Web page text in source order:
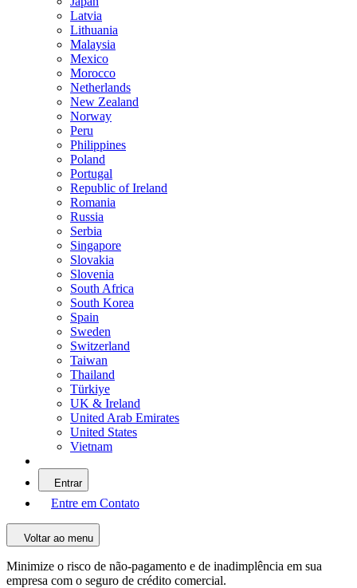
Latvia
Lithuania
Malaysia
Mexico
Morocco
Netherlands
New Zealand
Norway
Peru
Philippines
Poland
Portugal
Republic of Ireland
Romania
Russia
Serbia
Singapore
Slovakia
Slovenia
South Africa
South Korea
Spain
Sweden
Switzerland
Taiwan
Thailand
Türkiye
UK & Ireland
United Arab Emirates
United States
Vietnam
Entrar
Entre em Contato
Voltar ao menu
Minimize o risco de não-pagamento e de inadimplência em sua
empresa com o seguro de crédito comercial.